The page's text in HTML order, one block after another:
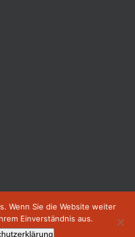
| Datenschutz|Impressum
Wenn Sie die Website weiter
Einverständnis aus.